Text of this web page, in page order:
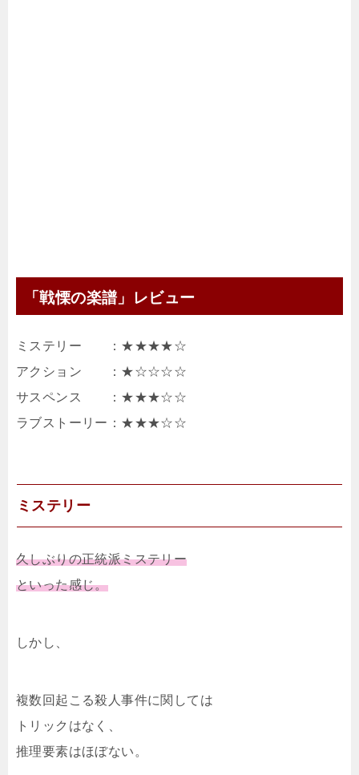
「戦慄の楽譜」レビュー
ミステリー ：★★★★☆
アクション ：★☆☆☆☆
サスペンス ：★★★☆☆
ラブストーリー：★★★☆☆
ミステリー
久しぶりの正統派ミステリー
といった感じ。
しかし、
複数回起こる殺人事件に関しては
トリックはなく、
推理要素はほぼない。